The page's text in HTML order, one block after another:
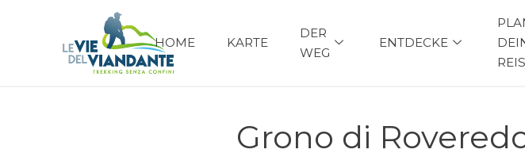
HOME KARTE
DER
WEG
ENTDECKE
Grono di